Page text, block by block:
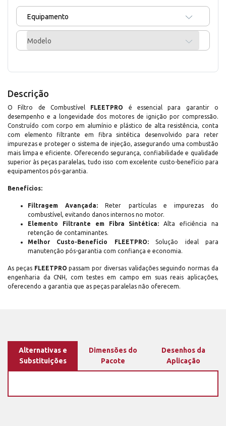
Equipamento
Modelo
Descrição
O Filtro de Combustível FLEETPRO
é essencial para garantir o
desempenho e a longevidade dos motores de ignição por compressão.
Construído com corpo em alumínio e plástico de alta resistência, conta
com elemento filtrante em fibra sintética desenvolvido para reter
impurezas e proteger o sistema de injeção, assegurando uma combustão
mais limpa e eficiente. Oferecendo segurança, confiabilidade e qualidade
superior às peças paralelas, tudo isso com excelente custo-benefício para
equipamentos pós-garantia.
Benefícios:
Filtragem Avançada: Reter partículas e impurezas do
combustível, evitando danos internos no motor.
Elemento Filtrante em Fibra Sintética: Alta eficiência na
retenção de contaminantes.
Melhor Custo-Benefício FLEETPRO:Solução ideal para
manutenção pós-garantia com confiança e economia.
As peças FLEETPRO passam por diversas validações seguindo normas da
engenharia da CNH, com testes em campo em suas reais aplicações,
oferecendo a garantia que as peças paralelas não oferecem.
Alternativas e
Substituições
Dimensões do
Pacote
Desenhos da
Aplicação